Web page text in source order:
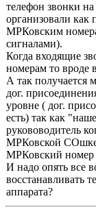
телефон звонки
организовали как
МРКовским
сигналами).
Когда входящие
номерам то вроде
А так получается
дог.
уровне ( дог.
есть) так как
рукововодитель
МРКовской СОшке
МРКовский номер
И надо опять все
восстанавливать
аппарата?